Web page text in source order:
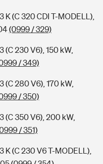
(C 320 CDI T-MODELL),
(0999 / 329)
230 V6), 150 kW,
/ 349)
(C 280 V6), 170 kW,
/ 350)
(C 350 V6), 200 kW,
/ 351)
(C 230 V6 T-MODELL),